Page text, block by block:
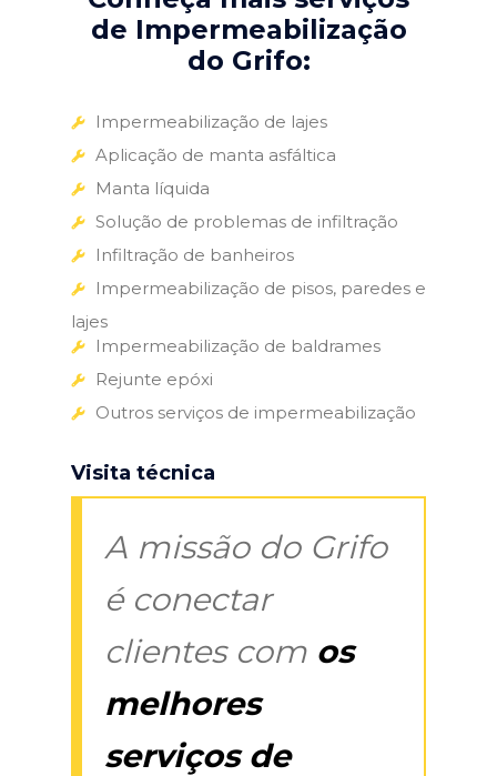
de Impermeabilização
do Grifo:
Impermeabilização de lajes
Aplicação de manta asfáltica
Manta líquida
Solução de problemas de infiltração
Infiltração de banheiros
Impermeabilização de pisos, paredes e
lajes
Impermeabilização de baldrames
Rejunte epóxi
Outros serviços de impermeabilização
Visita técnica
A missão do Grifo
é conectar
clientes com os
melhores
serviços de